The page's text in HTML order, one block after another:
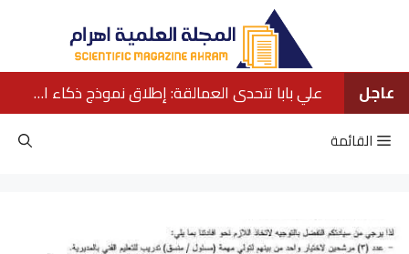
عاجل
علي بابا تتحدى العمالقة: إطلاق نموذج ذكاء اصطناعي ينافس كبار الشركات الأمريكية
القائمة